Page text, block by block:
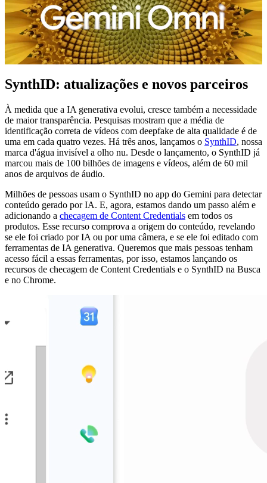
SynthID: atualizações e novos parceiros
À medida que a IA generativa evolui, cresce também a necessidade
de maior transparência. Pesquisas mostram que a média de
identificação correta de vídeos com deepfake de alta qualidade é de
uma em cada quatro vezes. Há três anos, lançamos o SynthID, nossa
marca d'água invisível a olho nu. Desde o lançamento, o SynthID já
marcou mais de 100 bilhões de imagens e vídeos, além de 60 mil
anos de arquivos de áudio.
Milhões de pessoas usam o SynthID no app do Gemini para detectar
conteúdo gerado por IA. E, agora, estamos dando um passo além e
adicionando a checagem de Content Credentials em todos os
produtos. Esse recurso comprova a origem do conteúdo, revelando
se ele foi criado por IA ou por uma câmera, e se ele foi editado com
ferramentas de IA generativa. Queremos que mais pessoas tenham
acesso fácil a essas ferramentas, por isso, estamos lançando os
recursos de checagem de Content Credentials e o SynthID na Busca
e no Chrome.